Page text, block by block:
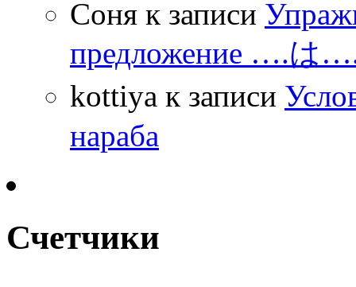
Соня к записи
предложение ….は
kottiya к записи
нараба
Счетчики